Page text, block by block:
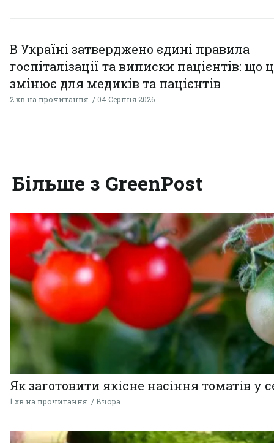
В Україні затверджено єдині правила
госпіталізації та виписки пацієнтів: що
змінює для медиків та пацієнтів
2 хв на прочитання 04 Серпня 2026
Більше з GreenPost
Як заготовити якісне насіння томатів у
1 хв на прочитання Вчора